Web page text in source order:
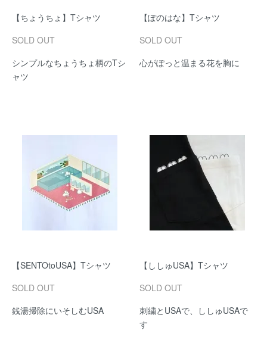
【ちょうちょ】Tシャツ
SOLD OUT
シンプルなちょうちょ柄のTシ
ャツ
【ぽのはな】Tシャツ
SOLD OUT
心がぽっと温まる花を胸に
【SENTOtoUSA】Tシャツ
SOLD OUT
銭湯掃除にいそしむUSA
【ししゅUSA】Tシャツ
SOLD OUT
刺繍とUSAで、ししゅUSAで
す